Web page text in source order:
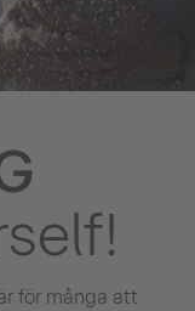
för många att